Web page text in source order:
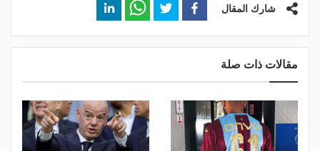
شارك المقال
مقالات ذات صلة